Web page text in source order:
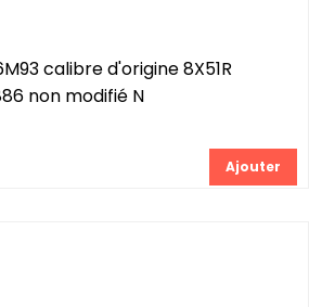
calibre d'origine 8X51R
non modifié N
Ajouter